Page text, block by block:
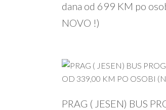
dana od 699 KM po
NOVO !)
PRAG ( JESEN) BUS